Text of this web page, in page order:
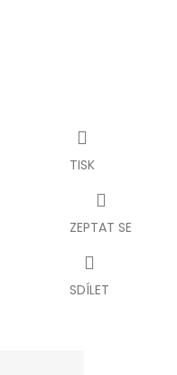
TISK
ZEPTAT SE
SDÍLET